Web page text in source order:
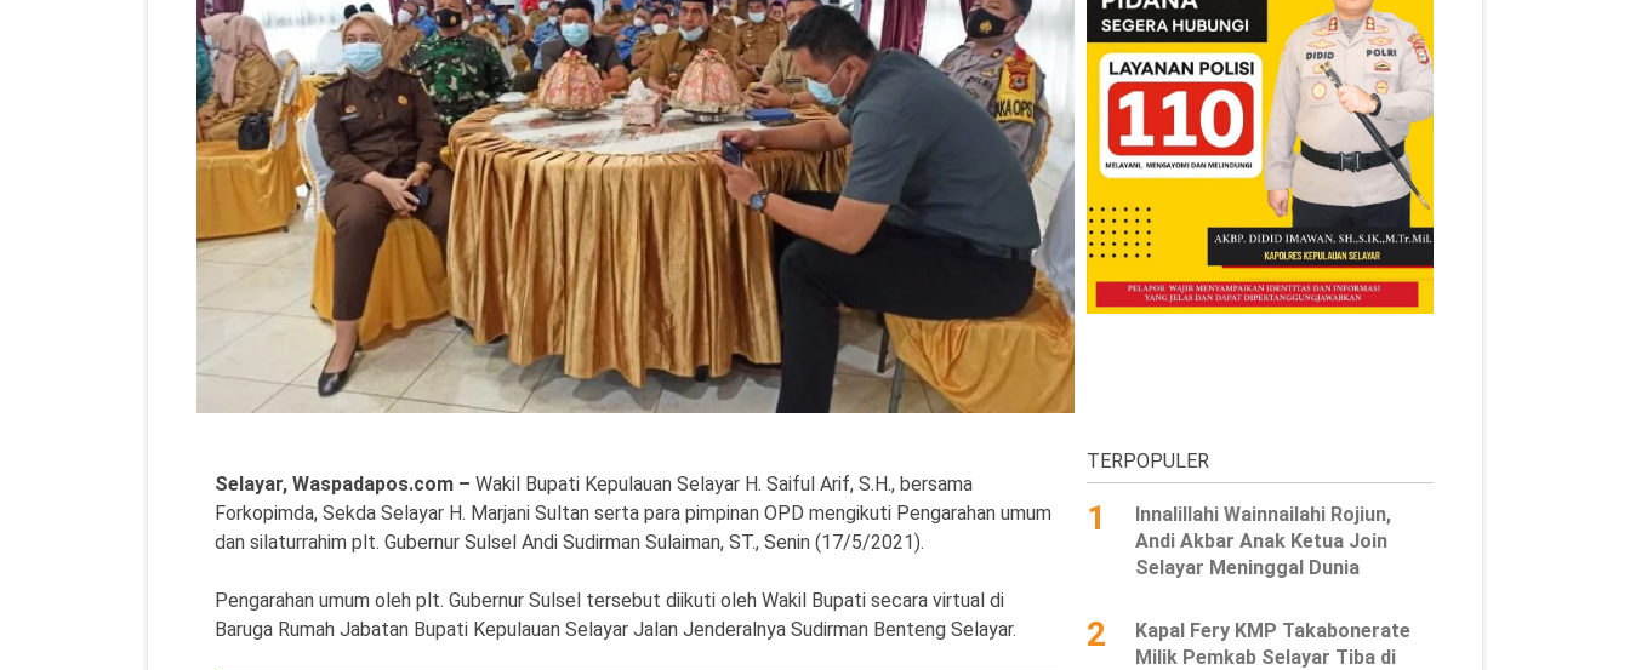
Selayar, Waspadapos.com – Wakil Bupati Kepulauan Selayar H. Saiful Arif, S.H., bersama
Forkopimda, Sekda Selayar H. Marjani Sultan serta para pimpinan OPD mengikuti Pengarahan umum
dan silaturrahim plt. Gubernur Sulsel Andi Sudirman Sulaiman, ST., Senin (17/5/2021).
Pengarahan umum oleh plt. Gubernur Sulsel tersebut diikuti oleh Wakil Bupati secara virtual di
Baruga Rumah Jabatan Bupati Kepulauan Selayar Jalan Jenderalnya Sudirman Benteng Selayar.
TERPOPULER
1
Innalillahi Wainnailahi Rojiun,
Andi Akbar Anak Ketua Join
Selayar Meninggal Dunia
2
Kapal Fery KMP Takabonerate
Milik Pemkab Selayar Tiba di